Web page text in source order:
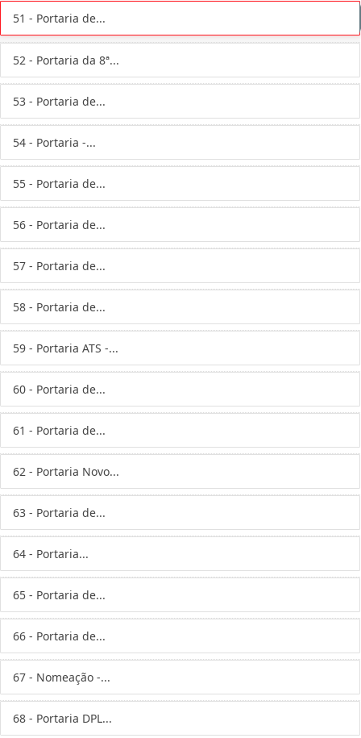
51 - Portaria de...
52 - Portaria da 8ª...
53 - Portaria de...
54 - Portaria -...
55 - Portaria de...
56 - Portaria de...
57 - Portaria de...
58 - Portaria de...
59 - Portaria ATS -...
60 - Portaria de...
61 - Portaria de...
62 - Portaria Novo...
63 - Portaria de...
64 - Portaria...
65 - Portaria de...
66 - Portaria de...
67 - Nomeação -...
68 - Portaria DPL...